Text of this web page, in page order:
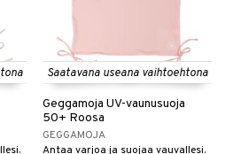
Saatavana useana vaihtoehtona
Geggamoja UV-vaunusuoja
50+ Roosa
GEGGAMOJA
Antaa varjoa ja suojaa vauvallesi.